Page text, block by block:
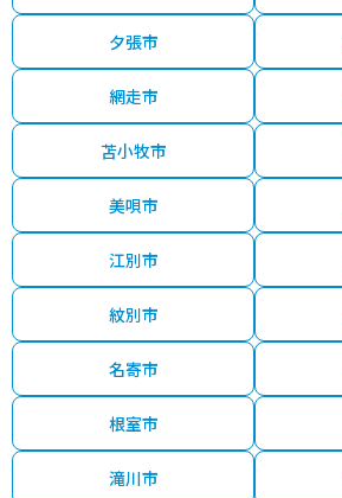
夕張市
網走市
苫小牧市
美唄市
江別市
紋別市
名寄市
根室市
滝川市